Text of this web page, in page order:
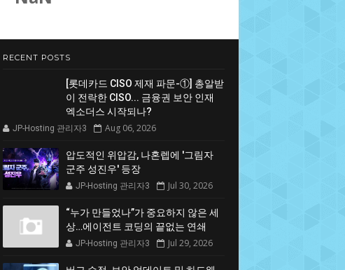
RECENT POSTS
[롯데카드 CISO 제재 파문-①] 총알받
이 전락한 CISO... 금융권 보안 인재
엑소더스 시작되나?
JP-Hosting 관리자3 Aug 06, 2026
압도적인 위압감, 나혼렙에 '그림자
군주 성진우' 등장
JP-Hosting 관리자3 Jul 30, 2026
“누가 만들었나”가 중요하지 않은 세
상…에이전트 코딩의 끝없는 연쇄
JP-Hosting 관리자3 Jul 29, 2026